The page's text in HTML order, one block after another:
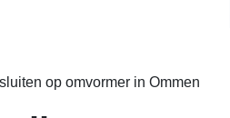
op omvormer in Ommen